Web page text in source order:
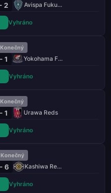
2 Avispa Fukuoka
Vyhráno
Konečný
1 Yokohama F. Marinos
Vyhráno
Konečný
1 Urawa Reds
Vyhráno
Konečný
6 Kashiwa Reysol
Vyhráno